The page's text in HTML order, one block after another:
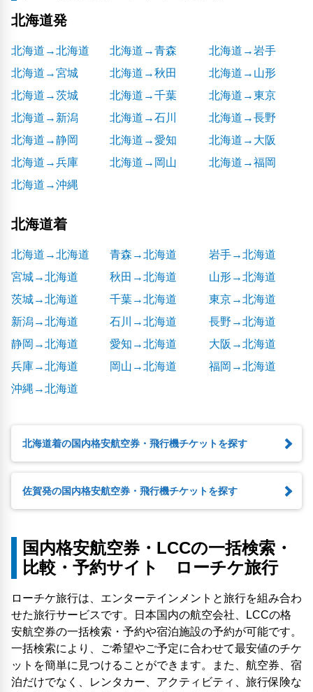
北海道発
北海道→北海道 北海道→青森
北海道→岩手
北海道→宮城
北海道→秋田
北海道→山形
北海道→茨城
北海道→千葉
北海道→東京
北海道→新潟
北海道→石川
北海道→長野
北海道→静岡
北海道→愛知
北海道→大阪
北海道→兵庫
北海道→岡山
北海道→福岡
北海道→沖縄
北海道着
北海道→北海道 青森→北海道
岩手→北海道
宮城→北海道
秋田→北海道
山形→北海道
茨城→北海道
千葉→北海道
東京→北海道
新潟→北海道
石川→北海道
長野→北海道
静岡→北海道
愛知→北海道
大阪→北海道
兵庫→北海道
岡山→北海道
福岡→北海道
沖縄→北海道
北海道着の国内格安航空券・飛行機チケットを探す
佐賀発の国内格安航空券・飛行機チケットを探す
国内格安航空券・LCCの一括検索・
比較・予約サイト ローチケ旅行
ローチケ旅行は、エンターテインメントと旅行を組み合わ
せた旅行サービスです。日本国内の航空会社、LCCの格
安航空券の一括検索・予約や宿泊施設の予約が可能です。
一括検索により、ご希望やご予定に合わせて最安値のチケ
ットを簡単に見つけることができます。また、航空券、宿
泊だけでなく、レンタカー、アクティビティ、旅行保険な